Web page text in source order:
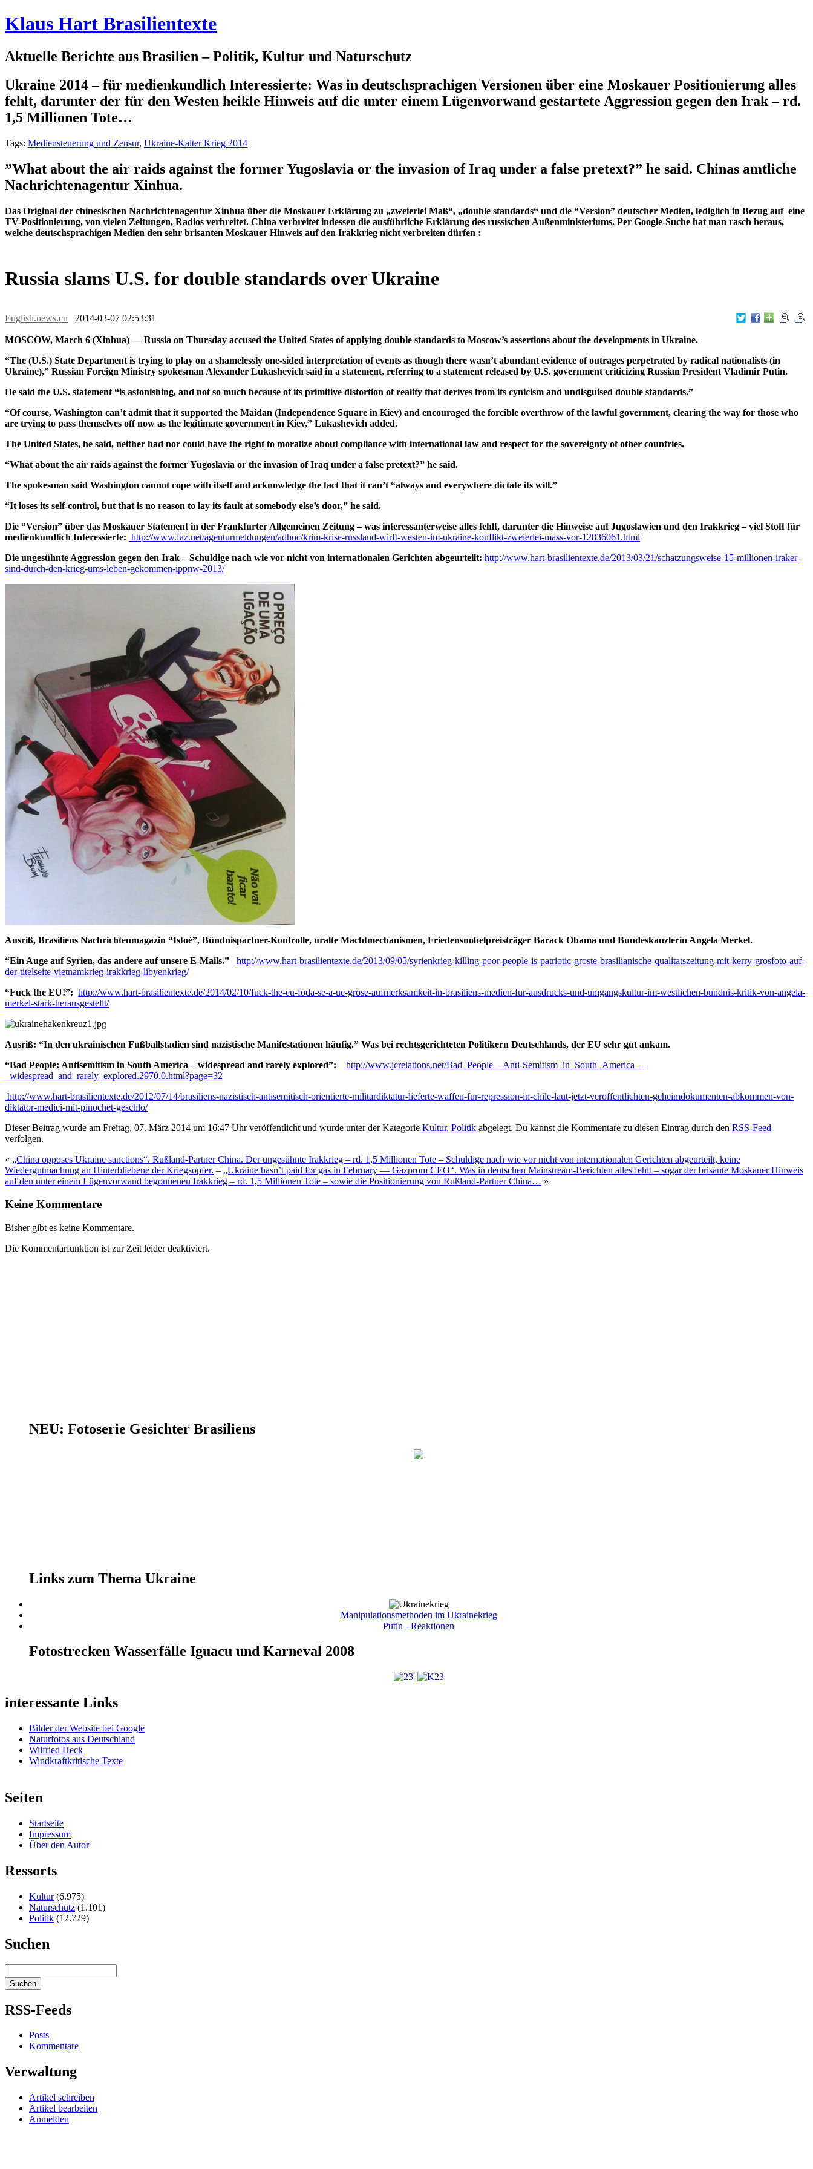
Klaus Hart Brasilientexte
Aktuelle Berichte aus Brasilien – Politik, Kultur und Naturschutz
Ukraine 2014 – für medienkundlich Interessierte: Was in deutschsprachigen Versionen über eine Moskauer Positionierung alles
fehlt, darunter der für den Westen heikle Hinweis auf die unter einem Lügenvorwand gestartete Aggression gegen den Irak – rd.
1,5 Millionen Tote…
Tags: Mediensteuerung und Zensur, Ukraine-Kalter Krieg 2014
”What about the air raids against the former Yugoslavia or the invasion of Iraq under a false pretext?” he said. Chinas amtliche
Nachrichtenagentur Xinhua.
Das Original der chinesischen Nachrichtenagentur Xinhua über die Moskauer Erklärung zu „zweierlei Maß“, „double standards“ und die “Version” deutscher Medien, lediglich in Bezug auf eine
TV-Positionierung, von vielen Zeitungen, Radios verbreitet. China verbreitet indessen die ausführliche Erklärung des russischen Außenministeriums. Per Google-Suche hat man rasch heraus,
welche deutschsprachigen Medien den sehr brisanten Moskauer Hinweis auf den Irakkrieg nicht verbreiten dürfen :
Russia slams U.S. for double standards over Ukraine
English.news.cn 2014-03-07 02:53:31
MOSCOW, March 6 (Xinhua) — Russia on Thursday accused the United States of applying double standards to Moscow’s assertions about the developments in Ukraine.
“The (U.S.) State Department is trying to play on a shamelessly one-sided interpretation of events as though there wasn’t abundant evidence of outrages perpetrated by radical nationalists (in
Ukraine),” Russian Foreign Ministry spokesman Alexander Lukashevich said in a statement, referring to a statement released by U.S. government criticizing Russian President Vladimir Putin.
He said the U.S. statement “is astonishing, and not so much because of its primitive distortion of reality that derives from its cynicism and undisguised double standards.”
“Of course, Washington can’t admit that it supported the Maidan (Independence Square in Kiev) and encouraged the forcible overthrow of the lawful government, clearing the way for those who
are trying to pass themselves off now as the legitimate government in Kiev,” Lukashevich added.
The United States, he said, neither had nor could have the right to moralize about compliance with international law and respect for the sovereignty of other countries.
“What about the air raids against the former Yugoslavia or the invasion of Iraq under a false pretext?” he said.
The spokesman said Washington cannot cope with itself and acknowledge the fact that it can’t “always and everywhere dictate its will.”
“It loses its self-control, but that is no reason to lay its fault at somebody else’s door,” he said.
Die “Version” über das Moskauer Statement in der Frankfurter Allgemeinen Zeitung – was interessanterweise alles fehlt, darunter die Hinweise auf Jugoslawien und den Irakkrieg – viel Stoff für
medienkundlich Interessierte: http://www.faz.net/agenturmeldungen/adhoc/krim-krise-russland-wirft-westen-im-ukraine-konflikt-zweierlei-mass-vor-12836061.html
Die ungesühnte Aggression gegen den Irak – Schuldige nach wie vor nicht von internationalen Gerichten abgeurteilt: http://www.hart-brasilientexte.de/2013/03/21/schatzungsweise-15-millionen-iraker-
sind-durch-den-krieg-ums-leben-gekommen-ippnw-2013/
Ausriß, Brasiliens Nachrichtenmagazin “Istoé”, Bündnispartner-Kontrolle, uralte Machtmechanismen, Friedensnobelpreisträger Barack Obama und Bundeskanzlerin Angela Merkel.
“Ein Auge auf Syrien, das andere auf unsere E-Mails.” http://www.hart-brasilientexte.de/2013/09/05/syrienkrieg-killing-poor-people-is-patriotic-groste-brasilianische-qualitatszeitung-mit-kerry-grosfoto-auf-
der-titelseite-vietnamkrieg-irakkrieg-libyenkrieg/
“Fuck the EU!”: http://www.hart-brasilientexte.de/2014/02/10/fuck-the-eu-foda-se-a-ue-grose-aufmerksamkeit-in-brasiliens-medien-fur-ausdrucks-und-umgangskultur-im-westlichen-bundnis-kritik-von-angela-
merkel-stark-herausgestellt/
Ausriß: “In den ukrainischen Fußballstadien sind nazistische Manifestationen häufig.” Was bei rechtsgerichteten Politikern Deutschlands, der EU sehr gut ankam.
“Bad People: Antisemitism in South America – widespread and rarely explored”:
http://www.jcrelations.net/Bad_People__Anti-Semitism_in_South_America_–
_widespread_and_rarely_explored.2970.0.html?page=32
http://www.hart-brasilientexte.de/2012/07/14/brasiliens-nazistisch-antisemitisch-orientierte-militardiktatur-lieferte-waffen-fur-repression-in-chile-laut-jetzt-veroffentlichten-geheimdokumenten-abkommen-von-
diktator-medici-mit-pinochet-geschlo/
Dieser Beitrag wurde am Freitag, 07. März 2014 um 16:47 Uhr veröffentlicht und wurde unter der Kategorie Kultur, Politik abgelegt. Du kannst die Kommentare zu diesen Eintrag durch den RSS-Feed
verfolgen.
« „China opposes Ukraine sanctions“. Rußland-Partner China. Der ungesühnte Irakkrieg – rd. 1,5 Millionen Tote – Schuldige nach wie vor nicht von internationalen Gerichten abgeurteilt, keine
Wiedergutmachung an Hinterbliebene der Kriegsopfer. – „Ukraine hasn’t paid for gas in February — Gazprom CEO“. Was in deutschen Mainstream-Berichten alles fehlt – sogar der brisante Moskauer Hinweis
auf den unter einem Lügenvorwand begonnenen Irakkrieg – rd. 1,5 Millionen Tote – sowie die Positionierung von Rußland-Partner China… »
Keine Kommentare
Bisher gibt es keine Kommentare.
Die Kommentarfunktion ist zur Zeit leider deaktiviert.
NEU: Fotoserie Gesichter Brasiliens
Links zum Thema Ukraine
Manipulationsmethoden im Ukrainekrieg
Putin - Reaktionen
Fotostrecken Wasserfälle Iguacu und Karneval 2008
'
interessante Links
Bilder der Website bei Google
Naturfotos aus Deutschland
Wilfried Heck
Windkraftkritische Texte
Seiten
Startseite
Impressum
Über den Autor
Ressorts
Kultur(6.975)
Naturschutz (1.101)
Politik (12.729)
Suchen
RSS-Feeds
Posts
Kommentare
Verwaltung
Artikel schreiben
Artikel bearbeiten
Anmelden